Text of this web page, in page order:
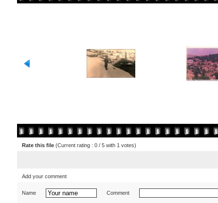
Rate this file (Current rating : 0 / 5 with 1 votes)
Add your comment
Name Comment